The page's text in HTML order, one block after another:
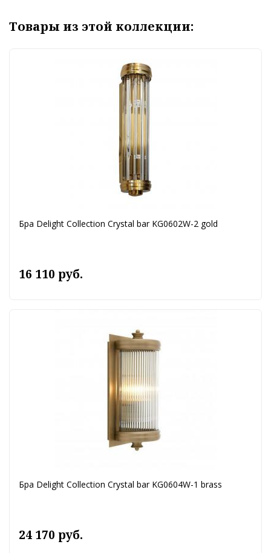
Товары из этой коллекции:
Бра Delight Collection Crystal bar KG0602W-2 gold
16 110 руб.
Бра Delight Collection Crystal bar KG0604W-1 brass
24 170 руб.